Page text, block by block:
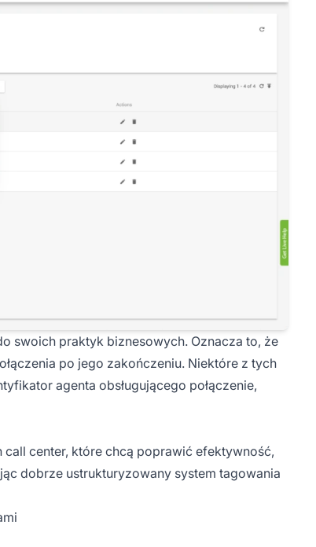
swoich praktyk biznesowych. Oznacza to, że
po jego zakończeniu. Niektóre z tych
agenta obsługującego połączenie,
center, które chcą poprawić efektywność,
dobrze ustrukturyzowany system tagowania